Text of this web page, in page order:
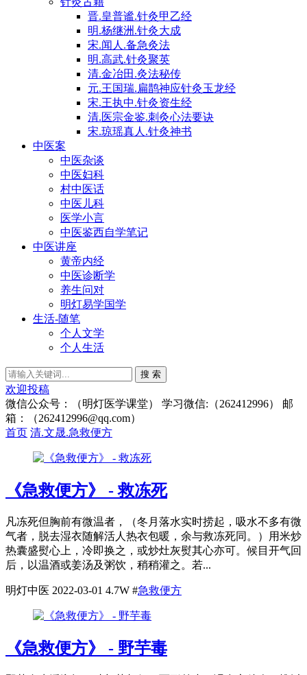
晋.皇普谧.针灸甲乙经
明.杨继洲.针灸大成
宋.闻人.备急灸法
明.高武.针灸聚英
清.金冶田.灸法秘传
元.王国瑞.扁鹊神应针灸玉龙经
宋.王执中.针灸资生经
清.医宗金鉴.刺灸心法要诀
宋.琼瑶真人.针灸神书
中医案
中医杂谈
中医妇科
村中医话
中医儿科
医学小言
中医鉴西自学笔记
中医讲座
黄帝内经
中医诊断学
养生问对
明灯易学国学
生活-随笔
个人文学
个人生活
搜 索
欢迎投稿
微信公众号：（明灯医学课堂） 学习微信:（262412996） 邮
箱：（262412996@qq.com）
首页 清.文晟.急救便方
《急救便方》 - 救冻死
凡冻死但胸前有微温者，（冬月落水实时捞起，吸水不多有微
气者，脱去湿衣随解活人热衣包暖，余与救冻死同。）用米炒
热囊盛熨心上，冷即换之，或炒灶灰熨其心亦可。候目开气回
后，以温酒或姜汤及粥饮，稍稍灌之。若...
明灯中医 2022-03-01 4.7W #急救便方
《急救便方》 - 野芋毒